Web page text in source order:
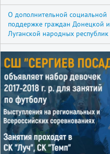
О дополнительной социальной
поддержке граждан Донецкой и
Луганской народных республик